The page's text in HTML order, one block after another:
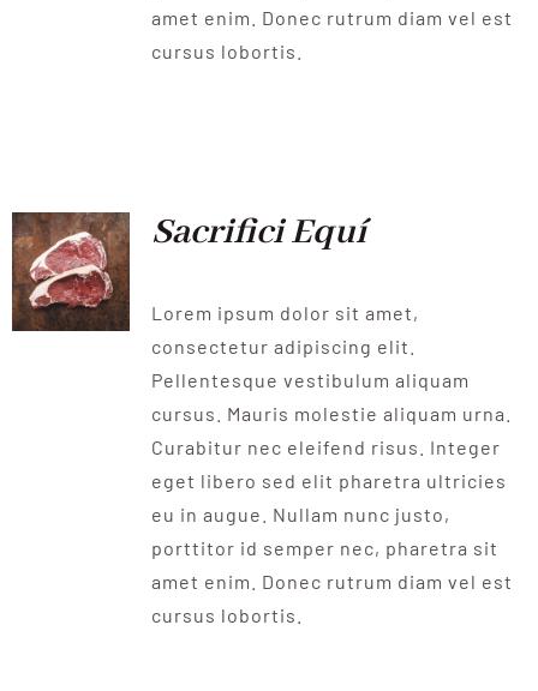
amet enim. Donec rutrum diam vel est
cursus lobortis.
Sacrifici Equí
Lorem ipsum dolor sit amet,
consectetur adipiscing elit.
Pellentesque vestibulum aliquam
cursus. Mauris molestie aliquam urna.
Curabitur nec eleifend risus. Integer
eget libero sed elit pharetra ultricies
eu in augue. Nullam nunc justo,
porttitor id semper nec, pharetra sit
amet enim. Donec rutrum diam vel est
cursus lobortis.